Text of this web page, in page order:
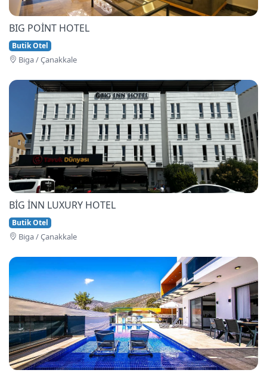
BIG POİNT HOTEL
Butik Otel
Bi̇ga / Çanakkale
BİG İNN LUXURY HOTEL
Butik Otel
Bi̇ga / Çanakkale